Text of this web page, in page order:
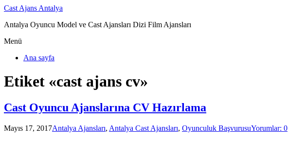
Cast Ajans Antalya
Antalya Oyuncu Model ve Cast Ajansları Dizi Film Ajansları
Menü
Ana sayfa
Etiket «cast ajans cv»
Cast Oyuncu Ajanslarına CV Hazırlama
Mayıs 17, 2017Antalya Ajansları, Antalya Cast Ajansları, Oyunculuk BaşvurusuYorumlar: 0